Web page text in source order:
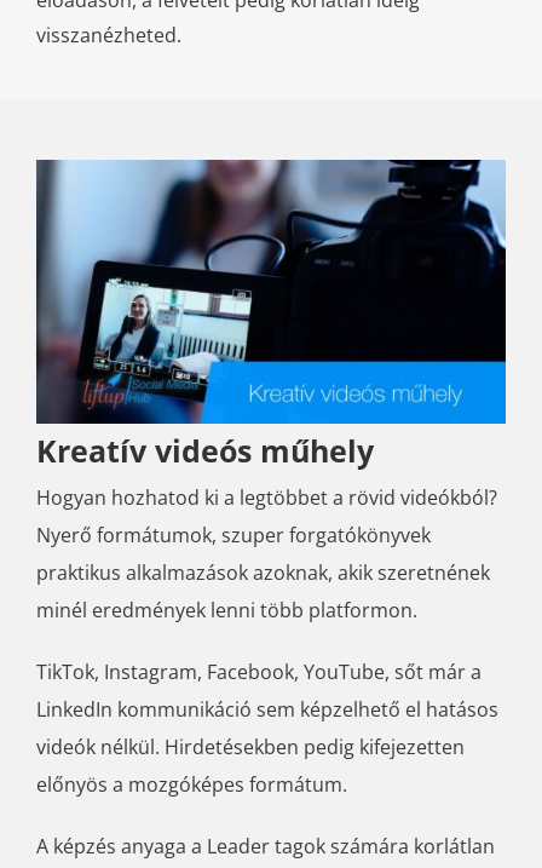
visszanézheted.
Kreatív videós műhely
Hogyan hozhatod ki a legtöbbet a rövid videókból?
Nyerő formátumok, szuper forgatókönyvek
praktikus alkalmazások azoknak, akik szeretnének
minél eredmények lenni több platformon.
TikTok, Instagram, Facebook, YouTube, sőt már a
LinkedIn kommunikáció sem képzelhető el hatásos
videók nélkül. Hirdetésekben pedig kifejezetten
előnyös a mozgóképes formátum.
A képzés anyaga a Leader tagok számára korlátlan